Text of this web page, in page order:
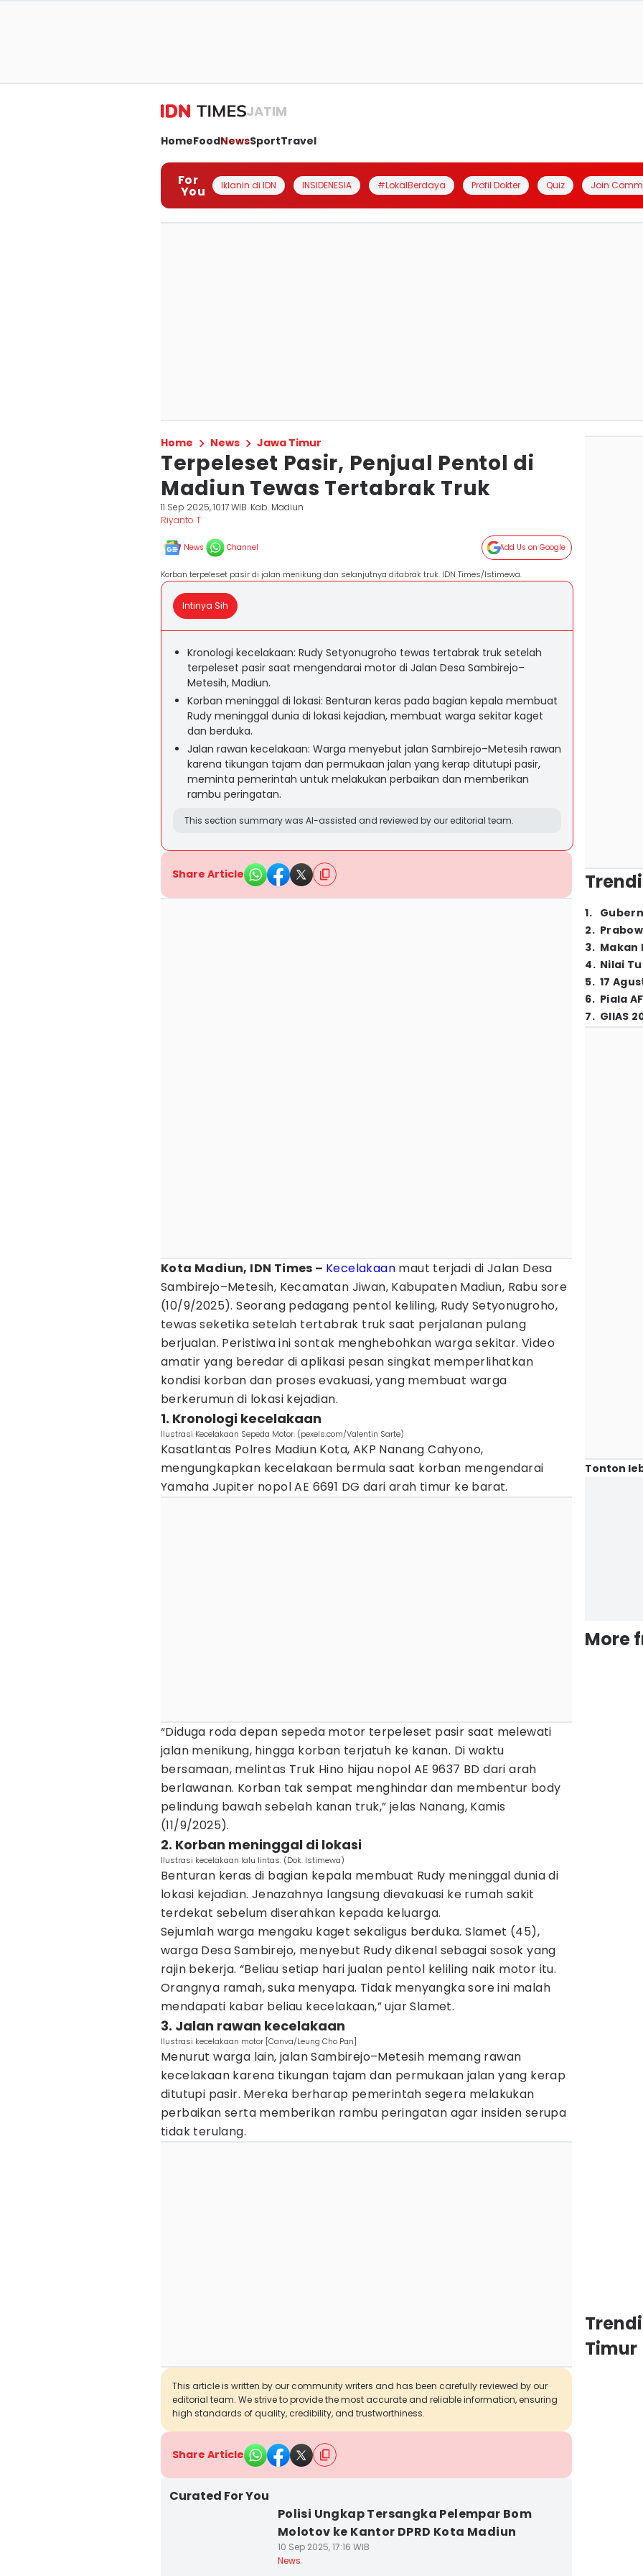
JATIM
HomeFoodNewsSportTravel
For
You Iklanin di IDN INSIDENESIA #LokalBerdaya Profil Dokter Quiz Join
Home News Jawa Timur
Terpeleset Pasir, Penjual Pentol di
Madiun Tewas Tertabrak Truk
11 Sep 2025, 10:17 WIB Kab. Madiun
Riyanto T
News Channel Add Us on Google
Korban terpeleset pasir di jalan menikung dan selanjutnya ditabrak truk. IDN Times/Istimewa.
Intinya Sih
Kronologi kecelakaan: Rudy Setyonugroho tewas tertabrak truk setelah
terpeleset pasir saat mengendarai motor di Jalan Desa Sambirejo–
Metesih, Madiun.
Korban meninggal di lokasi: Benturan keras pada bagian kepala membuat
Rudy meninggal dunia di lokasi kejadian, membuat warga sekitar kaget
dan berduka.
Jalan rawan kecelakaan: Warga menyebut jalan Sambirejo–Metesih rawan
karena tikungan tajam dan permukaan jalan yang kerap ditutupi pasir,
meminta pemerintah untuk melakukan perbaikan dan memberikan
rambu peringatan.
This section summary was AI-assisted and reviewed by our editorial team.
Share Article
Kota Madiun, IDN Times – Kecelakaan maut terjadi di Jalan Desa
Sambirejo–Metesih, Kecamatan Jiwan, Kabupaten Madiun, Rabu sore
(10/9/2025). Seorang pedagang pentol keliling, Rudy Setyonugroho,
tewas seketika setelah tertabrak truk saat perjalanan pulang
berjualan. Peristiwa ini sontak menghebohkan warga sekitar. Video
amatir yang beredar di aplikasi pesan singkat memperlihatkan
kondisi korban dan proses evakuasi, yang membuat warga
berkerumun di lokasi kejadian.
1. Kronologi kecelakaan
Ilustrasi Kecelakaan Sepeda Motor. (pexels.com/Valentin Sarte)
Kasatlantas Polres Madiun Kota, AKP Nanang Cahyono,
mengungkapkan kecelakaan bermula saat korban mengendarai
Yamaha Jupiter nopol AE 6691 DG dari arah timur ke barat.
“Diduga roda depan sepeda motor terpeleset pasir saat melewati
jalan menikung, hingga korban terjatuh ke kanan. Di waktu
bersamaan, melintas Truk Hino hijau nopol AE 9637 BD dari arah
berlawanan. Korban tak sempat menghindar dan membentur body
pelindung bawah sebelah kanan truk,” jelas Nanang, Kamis
(11/9/2025).
2. Korban meninggal di lokasi
Ilustrasi kecelakaan lalu lintas. (Dok. Istimewa)
Benturan keras di bagian kepala membuat Rudy meninggal dunia di
lokasi kejadian. Jenazahnya langsung dievakuasi ke rumah sakit
terdekat sebelum diserahkan kepada keluarga.
Sejumlah warga mengaku kaget sekaligus berduka. Slamet (45),
warga Desa Sambirejo, menyebut Rudy dikenal sebagai sosok yang
rajin bekerja. “Beliau setiap hari jualan pentol keliling naik motor itu.
Orangnya ramah, suka menyapa. Tidak menyangka sore ini malah
mendapati kabar beliau kecelakaan,” ujar Slamet.
3. Jalan rawan kecelakaan
Ilustrasi kecelakaan motor [Canva/Leung Cho Pan]
Menurut warga lain, jalan Sambirejo–Metesih memang rawan
kecelakaan karena tikungan tajam dan permukaan jalan yang kerap
ditutupi pasir. Mereka berharap pemerintah segera melakukan
perbaikan serta memberikan rambu peringatan agar insiden serupa
tidak terulang.
This article is written by our community writers and has been carefully reviewed by our
editorial team. We strive to provide the most accurate and reliable information, ensuring
high standards of quality, credibility, and trustworthiness.
Share Article
Curated For You
Polisi Ungkap Tersangka Pelempar Bom
Molotov ke Kantor DPRD Kota Madiun
10 Sep 2025, 17:16 WIB
News
1.
2.
3. Makan
4. Nilai
5. 17
6. Piala
7. GIIAS
Tonton
More
Timur